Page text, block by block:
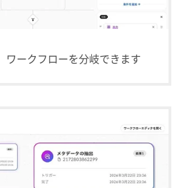
ワークフローを分岐できます